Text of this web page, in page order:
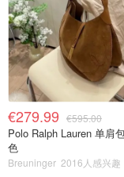
€279.99 €595.00
Polo Ralph Lauren 单肩
色
Breuninger 2016人感兴趣